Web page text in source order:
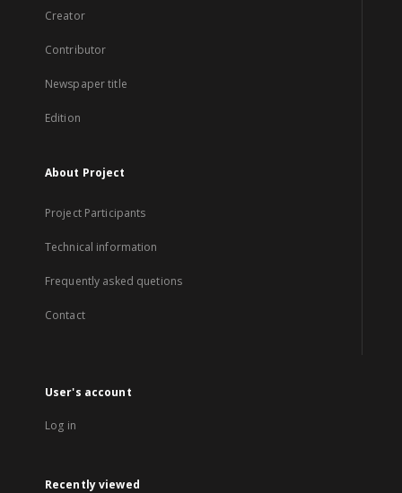
Creator
Contributor
Newspaper title
Edition
About Project
Project Participants
Technical information
Frequently asked quetions
Contact
User's account
Log in
Recently viewed